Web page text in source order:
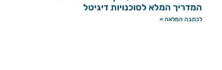
המדריך המלא לסוכנויות דיגיטל
לכתבה המלאה »